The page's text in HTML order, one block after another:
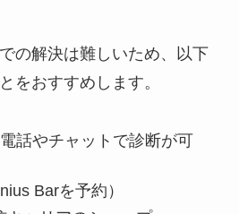
の解決は難しいため、以下
をおすすめします。
話やチャットで診断が可
Barを予約）